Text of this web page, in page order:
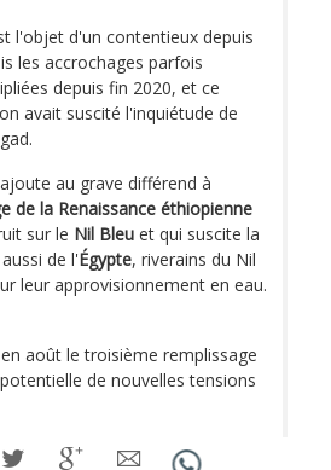
l'objet d'un contentieux depuis
les accrochages parfois
depuis fin 2020, et ce
avait suscité l'inquiétude de
au grave différend à
de la Renaissance éthiopienne
sur le Nil Bleu et qui suscite la
de l'Égypte, riverains du Nil
leur approvisionnement en eau.
août le troisième remplissage
de nouvelles tensions